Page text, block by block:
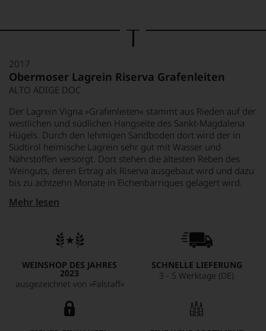
2017
Obermoser Lagrein Riserva Grafenleiten
ALTO ADIGE DOC
Der Lagrein Vigna »Grafenleiten« stammt aus Rieden auf der
westlichen und südlichen Hangseite des Sankt-Magdalena
Hügels. Durch den lehmigen Sandboden dort wird der in
Südtirol heimische Lagrein sehr gut mit Wasser und
Nährstoffen versorgt. Dort stehen die ältesten Reben des
Weinguts, deren Ertrag als Riserva ausgebaut wird und dazu
bis zu achtzehn Monate in Eichenbarriques gelagert wird.
duftet nach reifen Pflaumen, nach milden Gewürzen und
Er passt damit bestens zu Wild und dunklem Fleisch, auch zu
gegrilltem Gemüse oder einem Risotto mit Waldpilzen. Da
schön harmonisch geworden ist, gilt er auch als Kaminwein
der Extraklasse.
Mehr lesen
WEINSHOP DES JAHRES
2023
ausgezeichnet von »Falstaff«
SCHNELLE LIEFERUNG
3 - 5 Werktage (DE)